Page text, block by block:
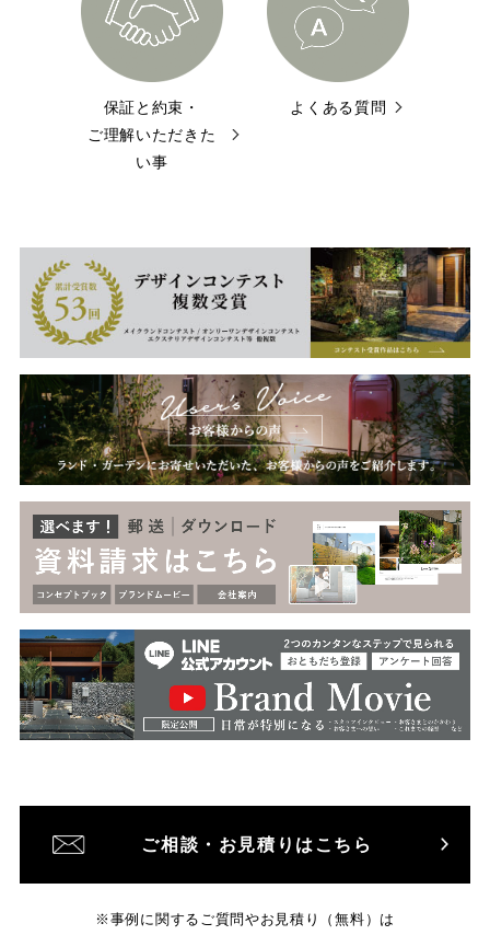
保証と約束・
ご理解いただきた
い事
よくある質問
ご相談・お見積りはこちら
※事例に関するご質問やお見積り（無料）は